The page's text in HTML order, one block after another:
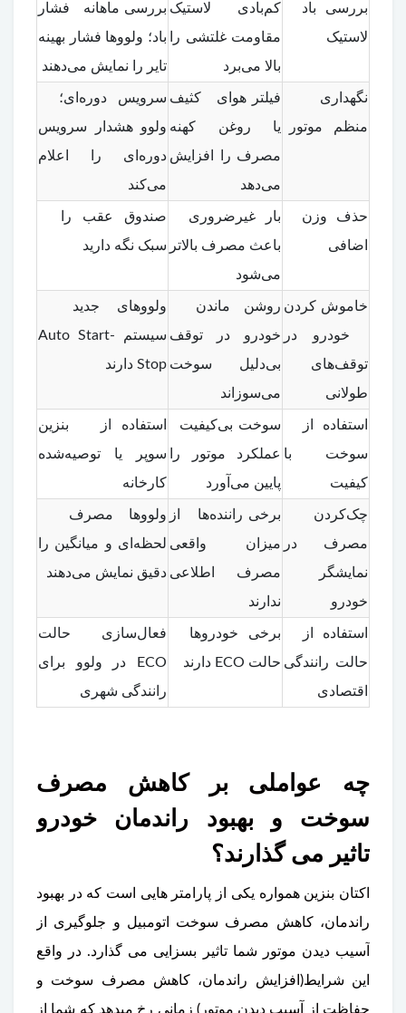
بررسی باد
لاستیک
کم‌بادی لاستیک
مقاومت غلتشی را
بالا می‌برد
بررسی ماهانه فشار
باد؛ ولووها فشار بهینه
تایر را نمایش می‌دهند
نگهداری
منظم موتور
فیلتر هوای کثیف
یا روغن کهنه
مصرف را افزایش
می‌دهد
سرویس دوره‌ای؛
ولوو هشدار سرویس
دوره‌ای را اعلام
می‌کند
حذف وزن
اضافی
بار غیرضروری
باعث مصرف بالاتر
می‌شود
صندوق عقب را
سبک نگه دارید
خاموش کردن
خودرو در
توقف‌های
طولانی
روشن ماندن
خودرو در توقف
بی‌دلیل سوخت
می‌سوزاند
ولووهای جدید
سیستم Auto Start-
Stop دارند
استفاده از
سوخت با
کیفیت
سوخت بی‌کیفیت
عملکرد موتور را
پایین می‌آورد
استفاده از بنزین
سوپر یا توصیه‌شده
کارخانه
چک‌کردن
مصرف در
نمایشگر
خودرو
برخی راننده‌ها از
میزان واقعی
مصرف اطلاعی
ندارند
ولووها مصرف
لحظه‌ای و میانگین را
دقیق نمایش می‌دهند
استفاده از
حالت رانندگی
اقتصادی
برخی خودروها
حالت ECO دارند
فعال‌سازی حالت
ECO در ولوو برای
رانندگی شهری
چه عواملی بر کاهش مصرف
سوخت و بهبود راندمان خودرو
تاثیر می گذارند؟
اکتان بنزین همواره یکی از پارامتر هایی است که در بهبود
راندمان، کاهش مصرف سوخت اتومبیل و جلوگیری از
آسیب دیدن موتور شما تاثیر بسزایی می گذارد. در واقع
این شرایط(افزایش راندمان، کاهش مصرف سوخت و
حفاظت از آسیب دیدن موتور) زمانی رخ میدهد که شما از